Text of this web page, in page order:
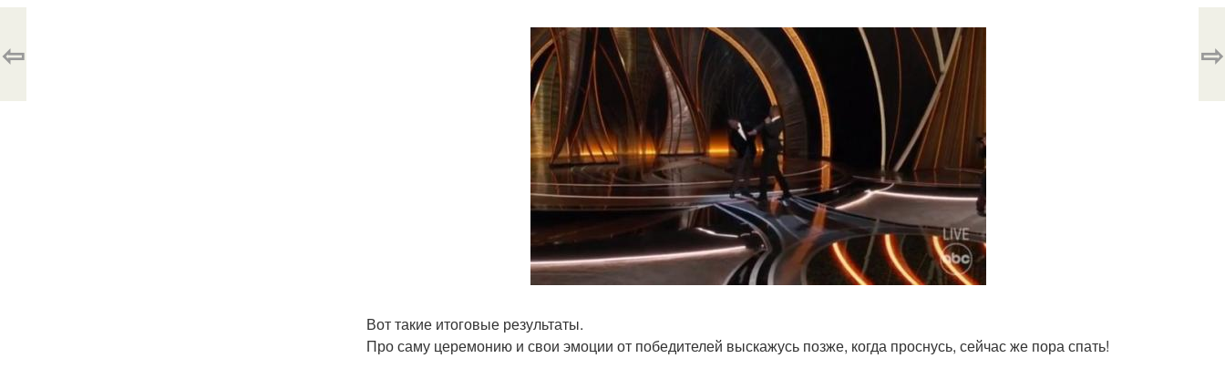
Вот такие итоговые результаты.
Про саму церемонию и свои эмоции от победителей выскажусь позже, когда проснусь, сейчас же пора спать!
⇦ ⇨